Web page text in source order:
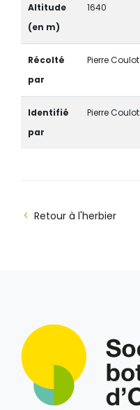
Altitude
(en m)
1640
Récolté
par
Pierre Coulot
Identifié
par
Pierre Coulot
Retour à l'herbier